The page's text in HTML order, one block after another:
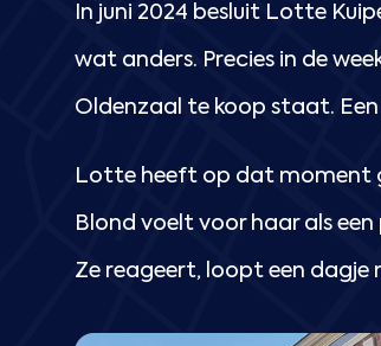
In juni 2024 besluit Lotte
wat anders. Precies in de
Oldenzaal te koop staat. Een
Lotte heeft op dat moment
Blond voelt voor haar als
Ze reageert, loopt een dagje